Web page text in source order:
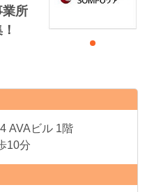
業所
AVAビル 1階
10分